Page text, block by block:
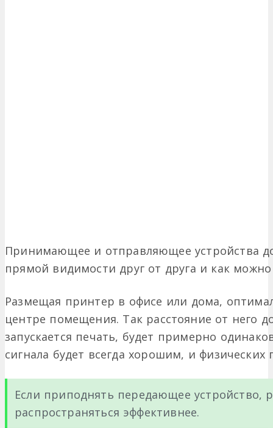
Принимающее и отправляющее устройства
прямой видимости друг от друга и как
Размещая принтер в офисе или дома,
центре помещения. Так расстояние от него
запускается печать, будет примерно
сигнала будет всегда хорошим, и физических
Если приподнять передающее устройство,
распространяться эффективнее.